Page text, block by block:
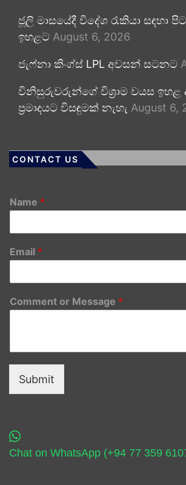
ජූලි මාසයේදී විදේශ රැකියා සඳහා
ඉහළට August 6, 2026
ජැෆ්නා කිංග්ස් LPL අවසන් සටනට
විනිසුරුවරුන්ගේ විශ්‍රාම වයස ඉහළ
ප්‍රමාදයට විසඳුමක් නැහැ August 6,
CONTACT US
Name *
Email *
Comment or Message *
Submit
Chat on WhatsApp (+94 77 359